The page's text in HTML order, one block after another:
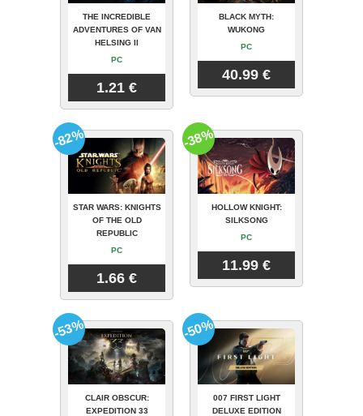
THE INCREDIBLE
ADVENTURES OF VAN
HELSING II
PC
1.21 €
BLACK MYTH:
WUKONG
PC
40.99 €
STAR WARS: KNIGHTS
OF THE OLD
REPUBLIC
PC
1.66 €
-82%
HOLLOW KNIGHT:
SILKSONG
PC
11.99 €
-38%
CLAIR OBSCUR:
EXPEDITION 33
-53%
007 FIRST LIGHT
DELUXE EDITION
-50%